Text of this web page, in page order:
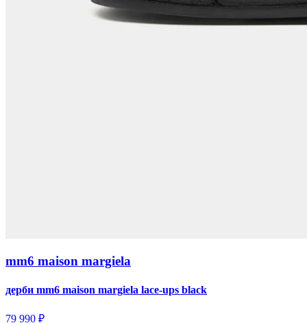
mm6 maison margiela
дерби mm6 maison margiela lace-ups black
79 990 ₽